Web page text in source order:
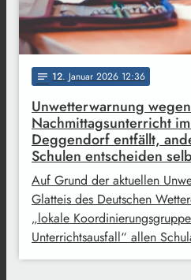
notes 12. Januar 2026 12:36
Unwetterwarnung
Nachmittagsunterricht
Deggendorf entfällt,
Schulen entscheiden
Auf Grund der aktuellen
Glatteis des Deutschen
„lokale
Unterrichtsausfall“ allen